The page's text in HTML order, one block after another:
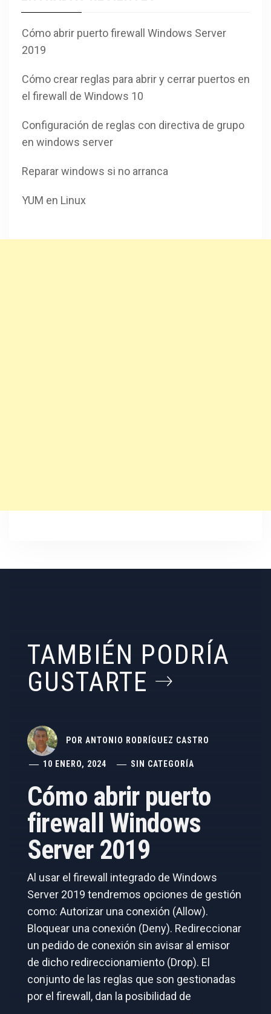
Cómo abrir puerto firewall Windows Server
2019
Cómo crear reglas para abrir y cerrar puertos en
el firewall de Windows 10
Configuración de reglas con directiva de grupo
en windows server
Reparar windows si no arranca
YUM en Linux
TAMBIÉN PODRÍA
GUSTARTE
POR ANTONIO RODRÍGUEZ CASTRO
10 ENERO, 2024 SIN CATEGORÍA
Cómo abrir puerto
firewall Windows
Server 2019
Al usar el firewall integrado de Windows
Server 2019 tendremos opciones de gestión
como: Autorizar una conexión (Allow).
Bloquear una conexión (Deny). Redireccionar
un pedido de conexión sin avisar al emisor
de dicho redireccionamiento (Drop). El
conjunto de las reglas que son gestionadas
por el firewall, dan la posibilidad de